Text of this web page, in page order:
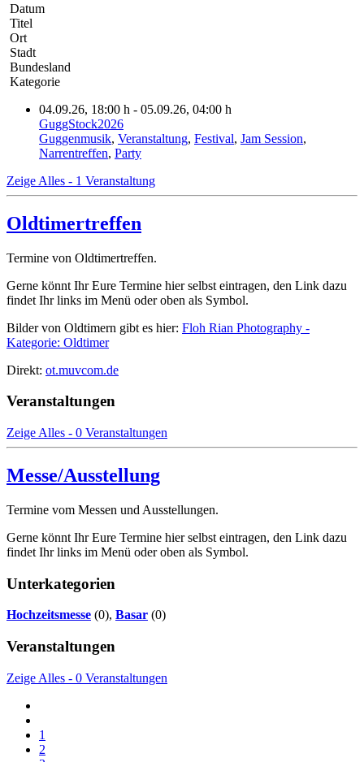
Datum
Titel
Ort
Stadt
Bundesland
Kategorie
04.09.26, 18:00 h - 05.09.26, 04:00 h
GuggStock2026
Guggenmusik, Veranstaltung, Festival, Jam Session,
Narrentreffen, Party
Zeige Alles - 1 Veranstaltung
Oldtimertreffen
Termine von Oldtimertreffen.
Gerne könnt Ihr Eure Termine hier selbst eintragen, den Link dazu
findet Ihr links im Menü oder oben als Symbol.
Bilder von Oldtimern gibt es hier: Floh Rian Photography -
Kategorie: Oldtimer
Direkt: ot.muvcom.de
Veranstaltungen
Zeige Alles - 0 Veranstaltungen
Messe/Ausstellung
Termine vom Messen und Ausstellungen.
Gerne könnt Ihr Eure Termine hier selbst eintragen, den Link dazu
findet Ihr links im Menü oder oben als Symbol.
Unterkategorien
Hochzeitsmesse (0), Basar (0)
Veranstaltungen
Zeige Alles - 0 Veranstaltungen
1
2